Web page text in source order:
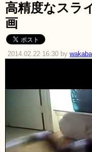
高精度なスラ
画
2014.02.22 16:30 by wakaba